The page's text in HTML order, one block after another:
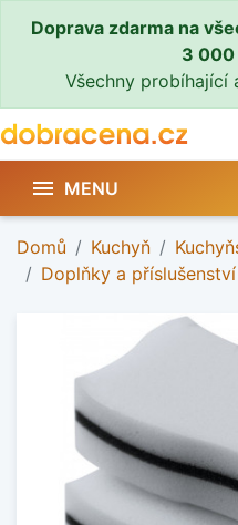
Doprava zdarma na
3 000
Všechny probíhající
 MENU
Domů Kuchyň
Doplňky a příslušenství